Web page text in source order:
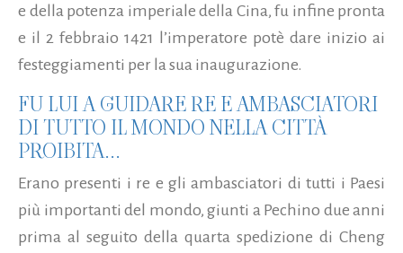
e della potenza imperiale della Cina, fu infine pronta
e il 2 febbraio 1421 l’imperatore potè dare inizio ai
festeggiamenti per la sua inaugurazione.
FU LUI A GUIDARE RE E AMBASCIATORI
DI TUTTO IL MONDO NELLA CITTÀ
PROIBITA...
Erano presenti i re e gli ambasciatori di tutti i Paesi
più importanti del mondo, giunti a Pechino due anni
prima al seguito della quarta spedizione di Cheng